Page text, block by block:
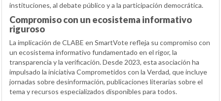
instituciones, al debate público y a la participación democrática.
Compromiso con un ecosistema informativo
riguroso
La implicación de CLABE en SmartVote refleja su compromiso con
un ecosistema informativo fundamentado en el rigor, la
transparencia y la verificación. Desde 2023, esta asociación ha
impulsado la iniciativa Comprometidos con la Verdad, que incluye
jornadas sobre desinformación, publicaciones literarias sobre el
tema y recursos especializados disponibles para todos.